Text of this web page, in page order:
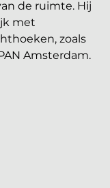
de ruimte. Hij
met
zoals
Amsterdam.